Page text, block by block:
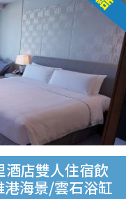
酒店雙人住宿飲
海景/雲石浴缸